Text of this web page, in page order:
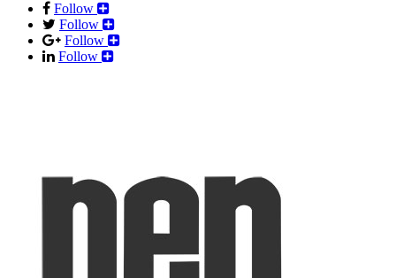
Follow
Follow
Follow
Follow